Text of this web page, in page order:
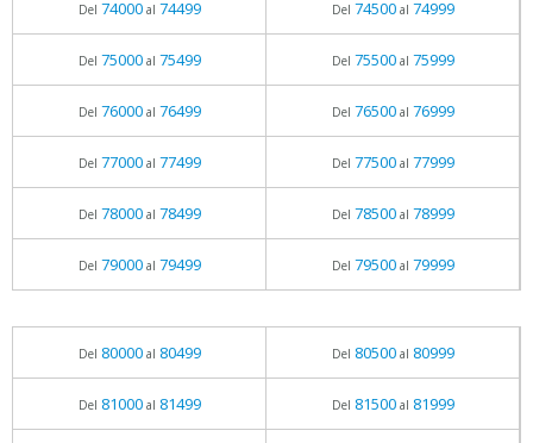
Del 74000al 74499 Del 74500al 74999
Del 75000al 75499 Del 75500al 75999
Del 76000al 76499 Del 76500al 76999
Del 77000al 77499 Del 77500al 77999
Del 78000al 78499 Del 78500al 78999
Del 79000al 79499 Del 79500al 79999
Del 80000al 80499 Del 80500al 80999
Del 81000al 81499 Del 81500al 81999